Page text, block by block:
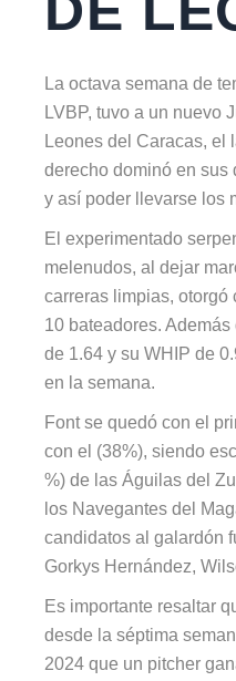
La octava semana de
LVBP, tuvo a un nuevo
Leones del Caracas, el
derecho dominó en sus
y así poder llevarse los
El experimentado
melenudos, al dejar
carreras limpias, otorgó
10 bateadores.
de 1.64 y su WHIP de
en la semana.
Font se quedó con el
con el (38%), siendo
%) de las Águilas del
los Navegantes del
candidatos al galardón
Gorkys Hernández,
Es importante resaltar
desde la séptima
2024 que un pitcher